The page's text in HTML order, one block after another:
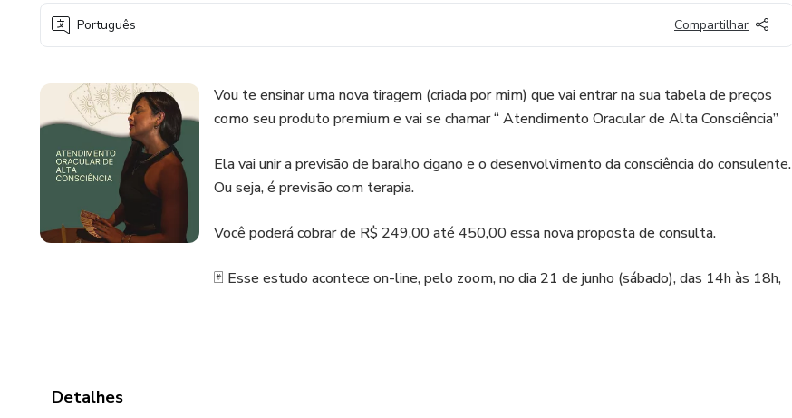
Português Compartilhar
Vou te ensinar uma nova tiragem (criada por mim) que vai entrar na sua tabela de preços
como seu produto premium e vai se chamar “ Atendimento Oracular de Alta Consciência”
Ela vai unir a previsão de baralho cigano e o desenvolvimento da consciência do consulente.
Ou seja, é previsão com terapia.
Você poderá cobrar de R$ 249,00 até 450,00 essa nova proposta de consulta.
🃏 Esse estudo acontece on-line, pelo zoom, no dia 21 de junho (sábado), das 14h às 18h,
Detalhes